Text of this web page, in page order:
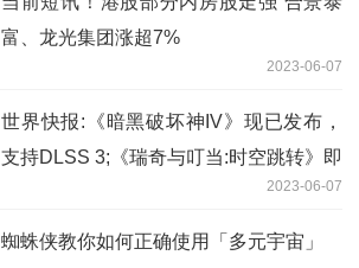
富、龙光集团涨超7%
2023-06-07
世界快报:《暗黑破坏神IV》现已发布，
支持DLSS 3;《瑞奇与叮当:时空跳转》即
2023-06-07
蜘蛛侠教你如何正确使用「多元宇宙」